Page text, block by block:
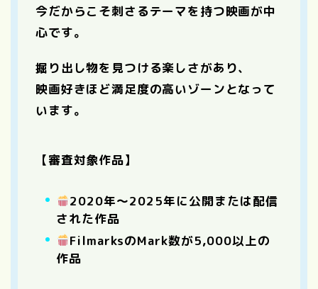
今だからこそ刺さるテーマを持つ映画が中
心です。
掘り出し物を見つける楽しさがあり、
映画好きほど満足度の高いゾーンとなって
います。
【審査対象作品】
2020年〜2025年に公開または配信
された作品
FilmarksのMark数が5,000以上の
作品